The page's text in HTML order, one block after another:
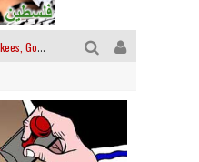
Yankees, Go home !
La révolution ou rien
Des accords de paix sans le peuple et contre le peuple